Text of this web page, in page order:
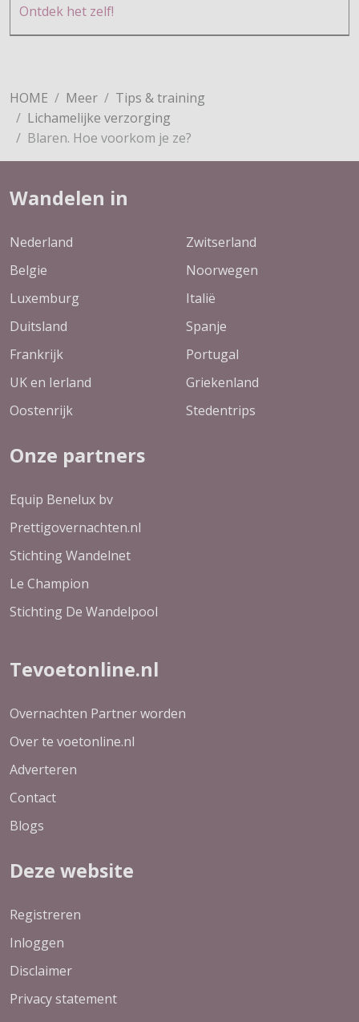
Ontdek het zelf!
HOME Meer
Tips & training
Lichamelijke verzorging
Blaren. Hoe voorkom je ze?
Wandelen in
Nederland
Belgie
Luxemburg
Duitsland
Frankrijk
UK en Ierland
Oostenrijk
Zwitserland
Noorwegen
Italië
Spanje
Portugal
Griekenland
Stedentrips
Onze partners
Equip Benelux bv
Prettigovernachten.nl
Stichting Wandelnet
Le Champion
Stichting De Wandelpool
Tevoetonline.nl
Overnachten Partner worden
Over te voetonline.nl
Adverteren
Contact
Blogs
Deze website
Registreren
Inloggen
Disclaimer
Privacy statement